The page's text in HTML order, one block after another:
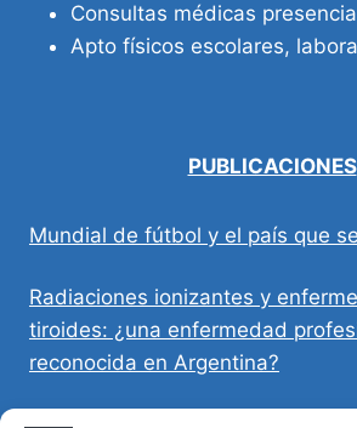
Consultas médicas
Apto físicos escolares,
PUBLICACIONES
Mundial de fútbol y el país que
Radiaciones ionizantes y
tiroides: ¿una enfermedad
reconocida en Argentina?